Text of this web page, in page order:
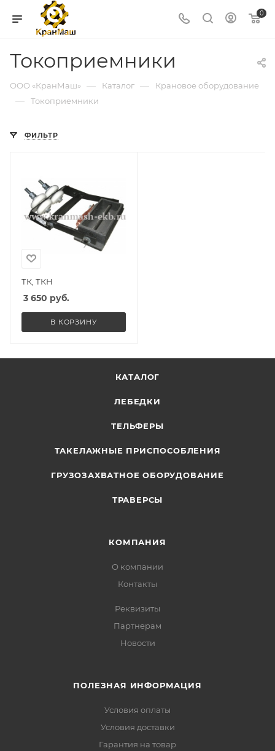
0
Токоприемники
ООО «КранМаш» — Каталог — Крановое оборудование
— Токоприемники
ФИЛЬТР
ТК, ТКН
3 650 руб.
В КОРЗИНУ
КАТАЛОГ
ЛЕБЕДКИ
ТЕЛЬФЕРЫ
ТАКЕЛАЖНЫЕ ПРИСПОСОБЛЕНИЯ
ГРУЗОЗАХВАТНОЕ ОБОРУДОВАНИЕ
ТРАВЕРСЫ
КОМПАНИЯ
О компании
Контакты
Реквизиты
Партнерам
Новости
ПОЛЕЗНАЯ ИНФОРМАЦИЯ
Условия оплаты
Условия доставки
Гарантия на товар